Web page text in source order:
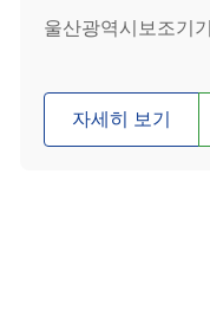
울산광역시보조기
자세히 보기